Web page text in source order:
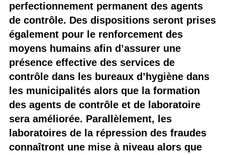
perfectionnement permanent des agents
de contrôle. Des dispositions seront prises
également pour le renforcement des
moyens humains afin d’assurer une
présence effective des services de
contrôle dans les bureaux d’hygiène dans
les municipalités alors que la formation
des agents de contrôle et de laboratoire
sera améliorée. Parallèlement, les
laboratoires de la répression des fraudes
connaîtront une mise à niveau alors que